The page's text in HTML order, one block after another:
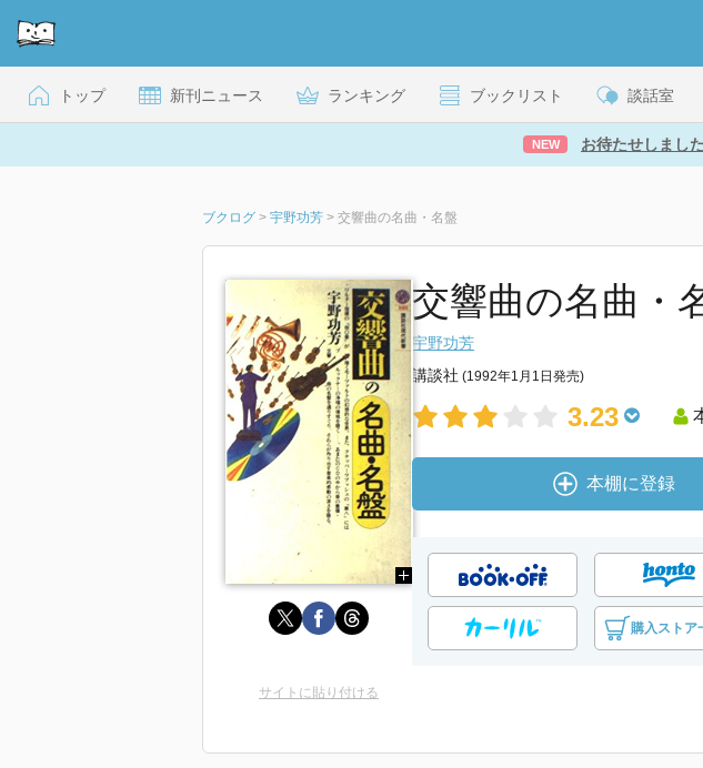
トップ 新刊ニュース ランキング ブックリスト 談話室
NEW お待たせしまし
ブクログ > 宇野功芳 > 交響曲の名曲・名盤
交響曲の名曲・
宇野功芳
講談社 (1992年1月1日発売)
3.23
本棚に登録
購入ストア
サイトに貼り付ける